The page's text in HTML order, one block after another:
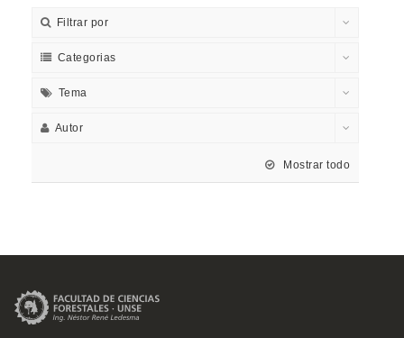
Filtrar por
Categorias
Tema
Autor
Mostrar todo